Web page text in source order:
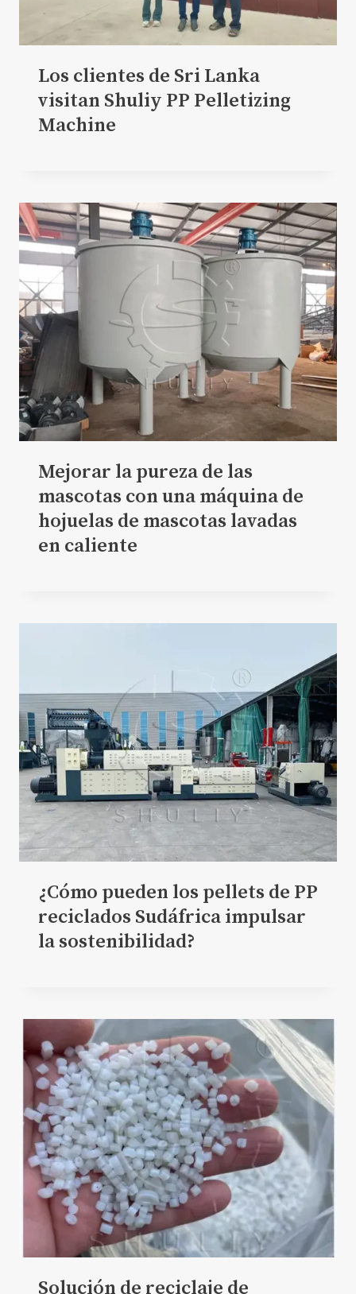
Los clientes de Sri Lanka
visitan Shuliy PP Pelletizing
Machine
Mejorar la pureza de las
mascotas con una máquina de
hojuelas de mascotas lavadas
en caliente
¿Cómo pueden los pellets de PP
reciclados Sudáfrica impulsar
la sostenibilidad?
Solución de reciclaje de